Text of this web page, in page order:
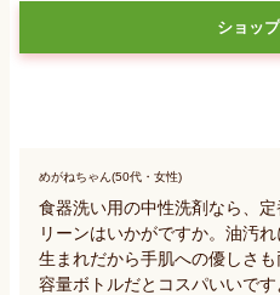
ショッ
めがねちゃん(50代・女性)
食器洗い用の中性洗剤なら、
リーンはいかがですか。油汚
生まれだから手肌への優しさ
容量ボトルだとコスパいいです